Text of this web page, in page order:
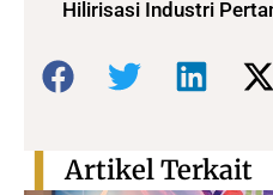
Hilirisasi Industri
Bagikan:
Artikel Terkait